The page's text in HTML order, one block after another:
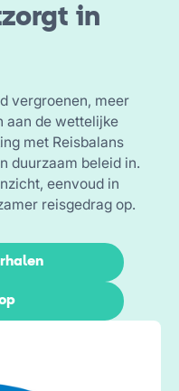
in
vergroenen, meer
aan de wettelijke
met Reisbalans
duurzaam beleid in.
eenvoud in
reisgedrag op.